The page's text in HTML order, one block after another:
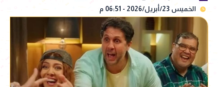
الخميس 23/أبريل/2026 - 06:51 م